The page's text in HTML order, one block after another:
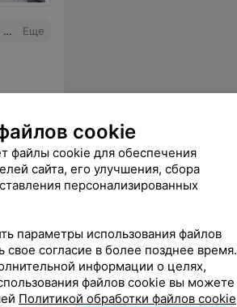
Еще
cookie
файлы cookie для обеспечения
сайта, его улучшения, сбора
персонализированных
параметры использования файлов
свое согласие в более позднее время.
информации о целях,
файлов cookie вы можете
Политикой обработки файлов cookie